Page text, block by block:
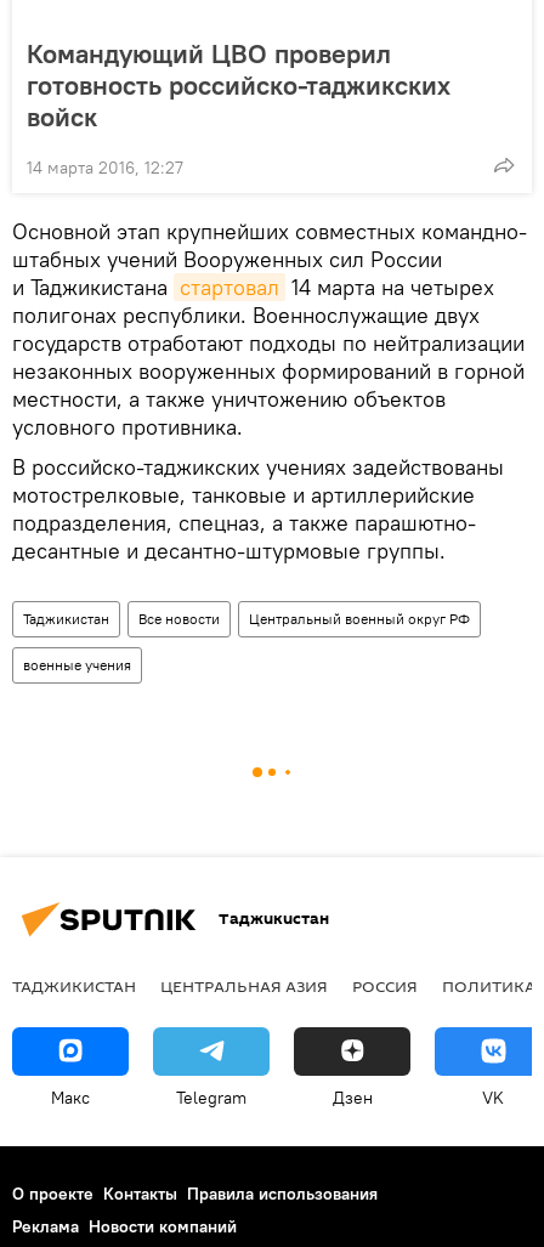
Командующий ЦВО проверил
готовность российско-таджикских
войск
14 марта 2016, 12:27
Основной этап крупнейших совместных командно-
штабных учений Вооруженных сил России
и Таджикистана стартовал 14 марта на четырех
полигонах республики. Военнослужащие двух
государств отработают подходы по нейтрализации
незаконных вооруженных формирований в горной
местности, а также уничтожению объектов
условного противника.
В российско-таджикских учениях задействованы
мотострелковые, танковые и артиллерийские
подразделения, спецназ, а также парашютно-
десантные и десантно-штурмовые группы.
Таджикистан Все новости Центральный военный округ РФ
военные учения
Таджикистан
ТАДЖИКИСТАН ЦЕНТРАЛЬНАЯ АЗИЯ РОССИЯ ПОЛИТИКА
Макс Telegram Дзен VK
О проекте Контакты Правила использования
Реклама Новости компаний